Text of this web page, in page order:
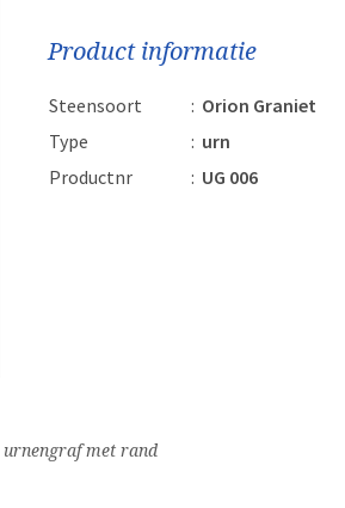
Product informatie
Steensoort : Orion Graniet
Type
: urn
Productnr
: UG 006
urnengraf met rand